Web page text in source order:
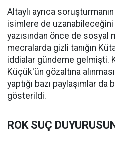
Altaylı ayrıca
isimlere de uzanabileceğini
yazısından önce de sosyal
mecralarda gizli tanığın
iddialar gündeme gelmişti.
Küçük'ün gözaltına
yaptığı bazı paylaşımlar
gösterildi.
ROK SUÇ